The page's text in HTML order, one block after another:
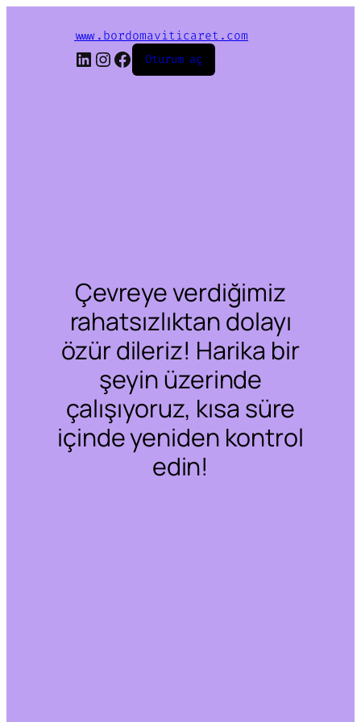
www.bordomaviticaret.com
LinkedIn
Instagram
Facebook
Oturum aç
Çevreye verdiğimiz
rahatsızlıktan dolayı
özür dileriz! Harika bir
şeyin üzerinde
çalışıyoruz, kısa süre
içinde yeniden kontrol
edin!